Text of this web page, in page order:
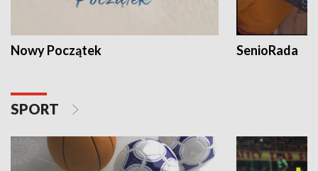
Nowy Początek SenioRada
SPORT